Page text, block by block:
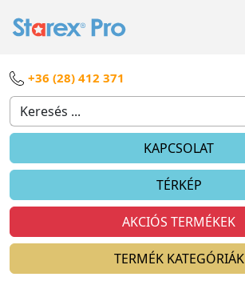
+36 (28) 412 371
KAPCSOLAT
TÉRKÉP
AKCIÓS TERMÉKEK
TERMÉK KATEGÓRIÁK